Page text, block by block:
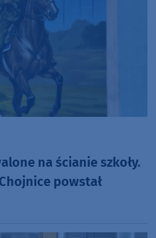
na ścianie szkoły.
powstał